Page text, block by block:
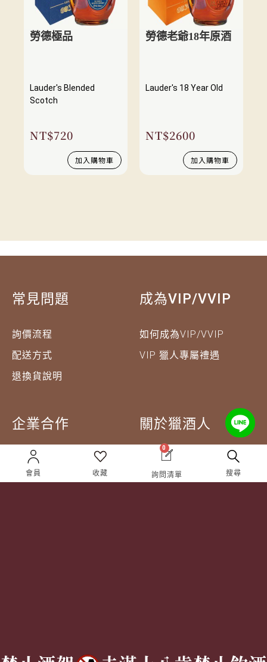
勞德極品
Lauder's Blended
Scotch
NT$720
加入購物車
勞德老爺18年原酒
Lauder's 18 Year Old
NT$2600
加入購物車
常見問題
詢價流程
配送方式
退換貨說明
成為VIP/VVIP
如何成為VIP/VVIP
VIP 獵人專屬禮遇
企業合作
企業合作
成為合作夥伴 ＆ 大宗採
關於獵酒人
人才招募
隱私權條款
會員 收藏
0
詢問清單 搜尋